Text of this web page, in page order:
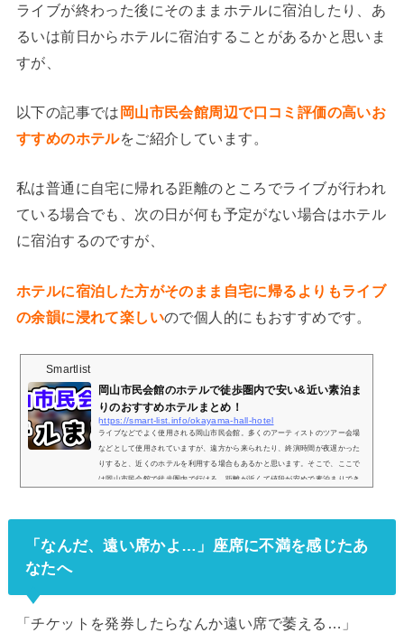
ライブが終わった後にそのままホテルに宿泊したり、あ
るいは前日からホテルに宿泊することがあるかと思いま
すが、
以下の記事では 岡山市民会館周辺で口コミ評価の高いお
すすめのホテルをご紹介しています。
私は普通に自宅に帰れる距離のところでライブが行われ
ている場合でも、次の日が何も予定がない場合はホテル
に宿泊するのですが、
ホテルに宿泊した方がそのまま自宅に帰るよりもライブ
の余韻に浸れて楽しいので個人的にもおすすめです。
Smartlist
岡山市民会館のホテルで徒歩圏内で安い&近い素泊ま
りのおすすめホテルまとめ！
https://smart-list.info/okayama-hall-hotel
ライブなどでよく使用される岡山市民会館。多くのアーティストのツアー会場
などとして使用されていますが、遠方から来られたり、終演時間が夜遅かった
りすると、近くのホテルを利用する場合もあるかと思います。そこで、ここで
は岡山市民会館で徒歩圏内で行ける、距離が近くて値段が安めで素泊まりでき
hoo!...
「なんだ、遠い席かよ…」座席に不満を感じたあ
なたへ
「チケットを発券したらなんか遠い席で萎える…」